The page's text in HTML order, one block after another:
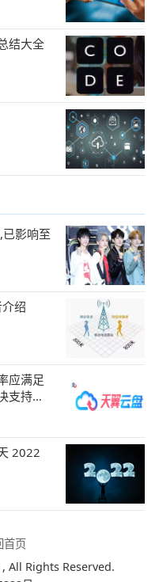
结大全
影响至
绍
应满足
支持，
2022
首页
, All Rights Reserved.